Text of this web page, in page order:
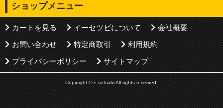
ショップメニュー
カートを見る イーセツビについて
会社概要
お問い合わせ
特定商取引
利用規約
プライバシーポリシー
サイトマップ
Copyright © e-setsubi All rights reserved.